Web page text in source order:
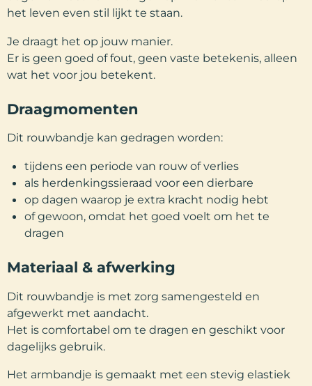
het leven even stil lijkt te staan.
Je draagt het op jouw manier.
Er is geen goed of fout, geen vaste betekenis, alleen
wat het voor jou betekent.
Draagmomenten
Dit rouwbandje kan gedragen worden:
tijdens een periode van rouw of verlies
als herdenkingssieraad voor een dierbare
op dagen waarop je extra kracht nodig hebt
of gewoon, omdat het goed voelt om het te
dragen
Materiaal & afwerking
Dit rouwbandje is met zorg samengesteld en
afgewerkt met aandacht.
Het is comfortabel om te dragen en geschikt voor
dagelijks gebruik.
Het armbandje is gemaakt met een stevig elastiek